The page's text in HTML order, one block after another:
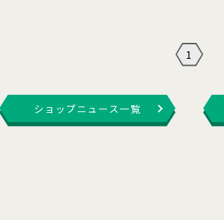
1
ショップニュース一覧